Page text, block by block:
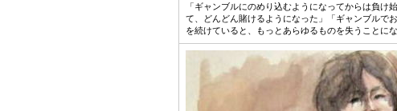
「ギャンブルにのめり込むようになってからは負
て、どんどん賭けるようになった」「ギャンブルで
を続けていると、もっとあらゆるものを失うことに